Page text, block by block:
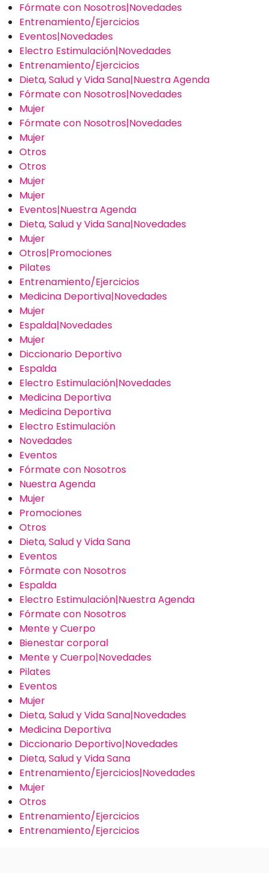
Fórmate con Nosotros|Novedades
Entrenamiento/Ejercicios
Eventos|Novedades
Electro Estimulación|Novedades
Entrenamiento/Ejercicios
Dieta, Salud y Vida Sana|Nuestra Agenda
Fórmate con Nosotros|Novedades
Mujer
Fórmate con Nosotros|Novedades
Mujer
Otros
Otros
Mujer
Mujer
Eventos|Nuestra Agenda
Dieta, Salud y Vida Sana|Novedades
Mujer
Otros|Promociones
Pilates
Entrenamiento/Ejercicios
Medicina Deportiva|Novedades
Mujer
Espalda|Novedades
Mujer
Diccionario Deportivo
Espalda
Electro Estimulación|Novedades
Medicina Deportiva
Medicina Deportiva
Electro Estimulación
Novedades
Eventos
Fórmate con Nosotros
Nuestra Agenda
Mujer
Promociones
Otros
Dieta, Salud y Vida Sana
Eventos
Fórmate con Nosotros
Espalda
Electro Estimulación|Nuestra Agenda
Fórmate con Nosotros
Mente y Cuerpo
Bienestar corporal
Mente y Cuerpo|Novedades
Pilates
Eventos
Mujer
Dieta, Salud y Vida Sana|Novedades
Medicina Deportiva
Diccionario Deportivo|Novedades
Dieta, Salud y Vida Sana
Entrenamiento/Ejercicios|Novedades
Mujer
Otros
Entrenamiento/Ejercicios
Entrenamiento/Ejercicios